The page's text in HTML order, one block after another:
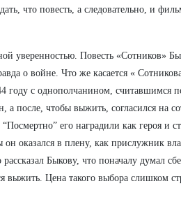
что повесть, а следовательно, и
уверенностью. Повесть «Сотников»
о войне. Что же касается «
году с однополчанином, считавшимся
а после, чтобы выжить, согласился на
его наградили как героя и
оказался в плену, как прислужник
Быкову, что поначалу думал
выжить. Цена такого выбора слишком